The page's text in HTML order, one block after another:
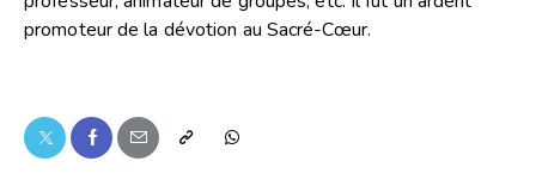
promoteur de la dévotion au Sacré-Cœur.